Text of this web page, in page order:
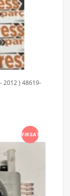
- 2012 ) 48619-
FIRSAT